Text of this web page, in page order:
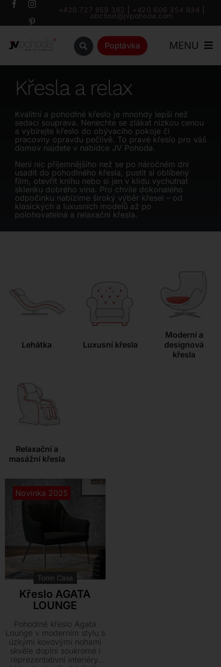
Přeskočit
+420 727 859 382 +420 606 354 934
obchod@jvpohoda.com
Poptávka MENU
Úvod
Katalog
Značky
Outlet
Křesla a relax
Kvalitní a pohodlné křeslo je mnohdy lepší než
sedací souprava. Nenechte se zlákat nízkou cenou
a vybírejte křeslo do obývacího pokoje či
pracovny opravdu pečlivě. To pravé křeslo pro váš
domov najdete v nabídce JV Pohoda.
Není nic příjemnějšího než se po náročném dni
usadit do pohodlného křesla, pustit si oblíbený
film, otevřít knihu nebo si jen v klidu vychutnat
sklenku dobrého vína. Pro chvíle dokonalého
odpočinku nabízíme široký výběr křesel – od
klasických a luxusních modelů až po
polohovatelná a relaxační křesla.
Lehátka Luxusní křesla
Moderní a
designová
křesla
Relaxační a
masážní křesla
Novinka 2025
Tonin Casa
Křeslo AGATA
LOUNGE
Pohodlné křeslo Agata
Lounge v moderním stylu s
úzkými kovovými nohami
skvěle doplní soukromé i
reprezentativní interiéry.